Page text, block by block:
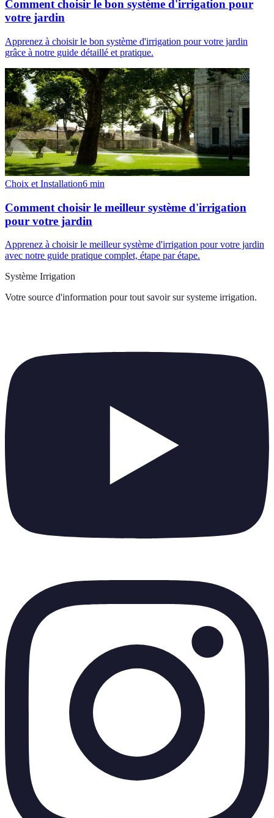
Comment choisir le bon système d'irrigation pour
votre jardin
Apprenez à choisir le bon système d'irrigation pour votre jardin
grâce à notre guide détaillé et pratique.
Choix et Installation6 min
Comment choisir le meilleur système d'irrigation
pour votre jardin
Apprenez à choisir le meilleur système d'irrigation pour votre jardin
avec notre guide pratique complet, étape par étape.
Système Irrigation
Votre source d'information pour tout savoir sur systeme irrigation.